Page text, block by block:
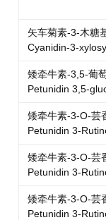
矢车菊素-3-木糖
Cyanidin-3-
矮牵牛素-3,5-葡
Petunidin 3,5-
矮牵牛素-3-O-芸
Petunidin 3-
矮牵牛素-3-O-芸
Petunidin 3-
矮牵牛素-3-O-芸
Petunidin 3-